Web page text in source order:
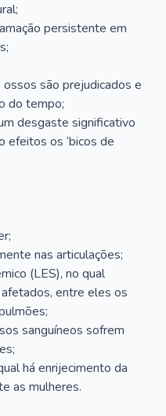
persistente em
são prejudicados e
do tempo;
desgaste significativo
efeitos os ‘bicos de
nas articulações;
(LES), no qual
entre eles os
sanguíneos sofrem
há enrijecimento da
as mulheres.